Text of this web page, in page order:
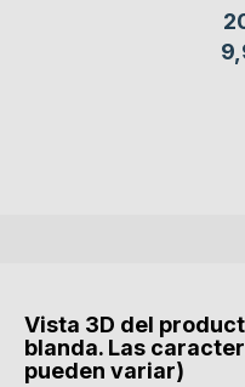
Vista 3D del
blanda. Las
pueden variar)